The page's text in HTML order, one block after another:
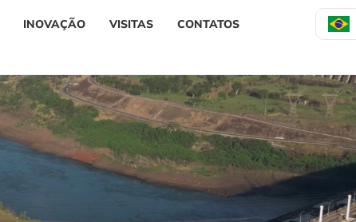
INOVAÇÃO VISITAS CONTATOS